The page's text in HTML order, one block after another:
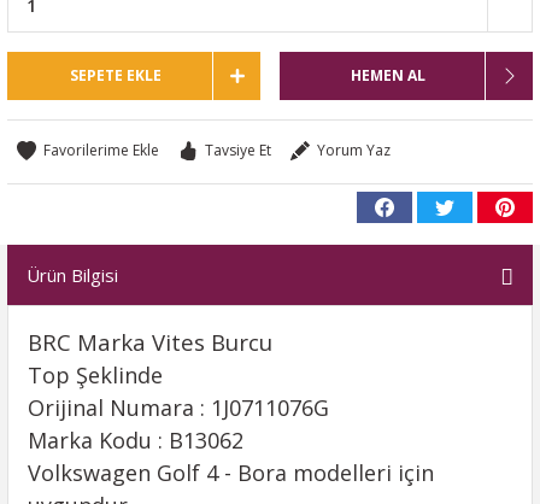
SEPETE EKLE HEMEN AL
Tavsiye Et Yorum Yaz
Ürün Bilgisi
BRC Marka Vites Burcu
Top Şeklinde
Orijinal Numara : 1J0711076G
Marka Kodu : B13062
Volkswagen Golf 4 - Bora modelleri için